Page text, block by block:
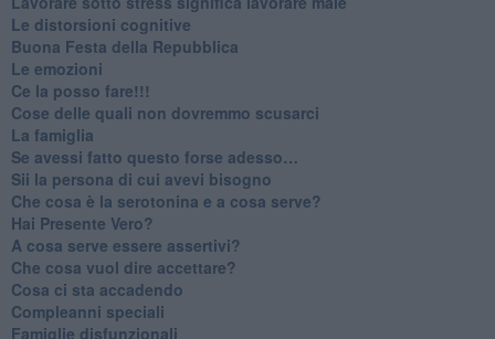
​Le distorsioni cognitive
​Buona Festa della Repubblica
Le emozioni
​Ce la posso fare!!!
​Cose delle quali non dovremmo scusarci
​La famiglia
​Se avessi fatto questo forse adesso…
​Sii la persona di cui avevi bisogno
Che cosa è la serotonina e a cosa serve?
​Hai Presente Vero?
A cosa serve essere assertivi?
​Che cosa vuol dire accettare?
​Cosa ci sta accadendo
​Compleanni speciali
​Famiglie disfunzionali